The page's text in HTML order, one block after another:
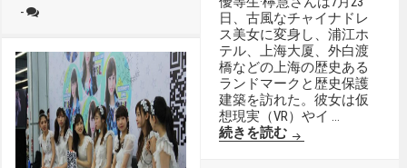
-
日、古風なチャイナドレ
ス美女に変身し、浦江ホ
テル、上海大厦、外白渡
橋などの上海の歴史ある
ランドマークと歴史保護
建築を訪れた。彼女は仮
想現実（VR）やイ …
続きを読む チャイナドレス美